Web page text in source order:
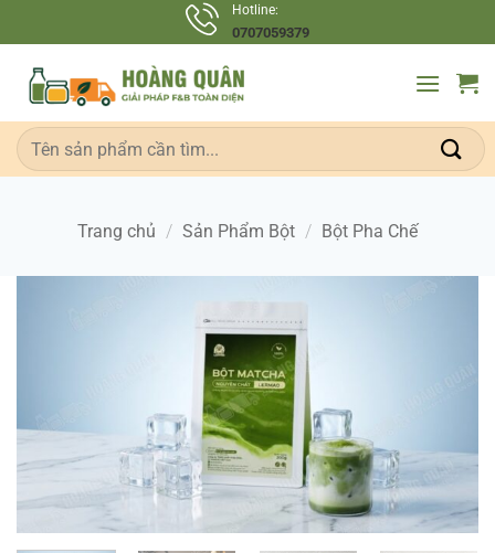
qua
dung
Hotline:
0707059379
Tìm
kiếm:
Trang chủ / Sản Phẩm Bột / Bột Pha Chế